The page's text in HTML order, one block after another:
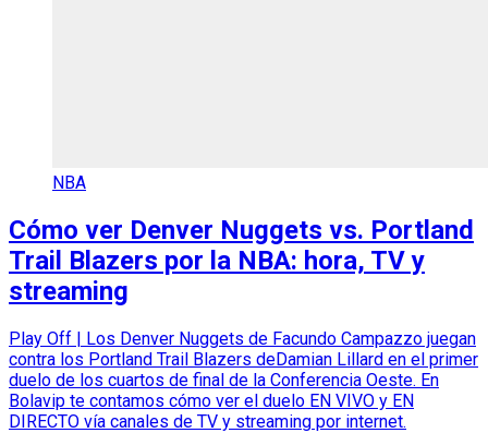
NBA
Cómo ver Denver Nuggets vs. Portland
Trail Blazers por la NBA: hora, TV y
streaming
Play Off | Los Denver Nuggets de Facundo Campazzo juegan
contra los Portland Trail Blazers deDamian Lillard en el primer
duelo de los cuartos de final de la Conferencia Oeste. En
Bolavip te contamos cómo ver el duelo EN VIVO y EN
DIRECTO vía canales de TV y streaming por internet.